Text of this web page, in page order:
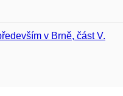
v Brně, část V.